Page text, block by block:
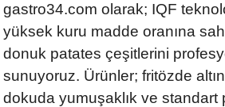
gastro34.com olarak; IQF
yüksek kuru madde oranına
donuk patates çeşitlerini
sunuyoruz. Ürünler; fritözde altın
dokuda yumuşaklık ve standart